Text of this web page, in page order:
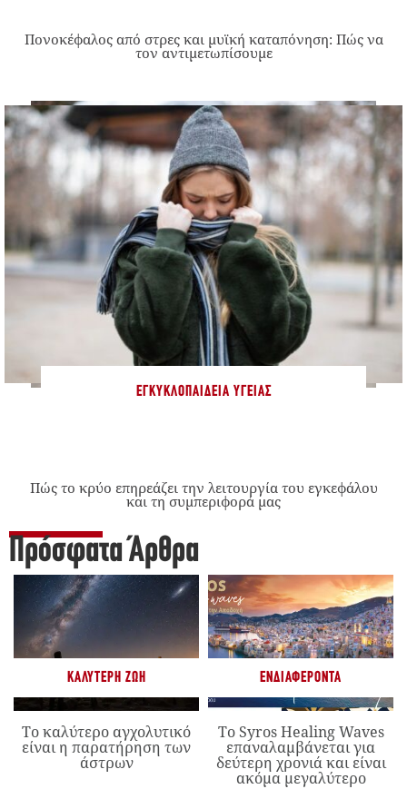
Πονοκέφαλος από στρες και μυϊκή καταπόνηση: Πώς να
τον αντιμετωπίσουμε
ΕΓΚΥΚΛΟΠΑΊΔΕΙΑ ΥΓΕΊΑΣ
Πώς το κρύο επηρεάζει την λειτουργία του εγκεφάλου
και τη συμπεριφορά μας
Πρόσφατα Άρθρα
ΚΑΛΎΤΕΡΗ ΖΩΉ
Το καλύτερο αγχολυτικό
είναι η παρατήρηση των
άστρων
ΕΝΔΙΑΦΈΡΟΝΤΑ
Το Syros Healing Waves
επαναλαμβάνεται για
δεύτερη χρονιά και είναι
ακόμα μεγαλύτερο